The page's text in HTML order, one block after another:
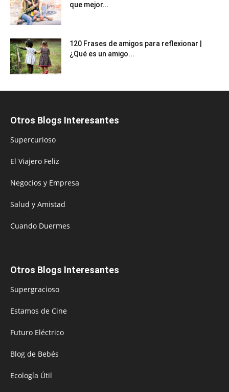
que mejor...
120 Frases de amigos para reflexionar |
¿Qué es un amigo...
Otros Blogs Interesantes
Supercurioso
El Viajero Feliz
Negocios y Empresa
Salud y Amistad
Cuando Duermes
Otros Blogs Interesantes
Supergracioso
Estamos de Cine
Futuro Eléctrico
Blog de Bebés
Ecología Útil